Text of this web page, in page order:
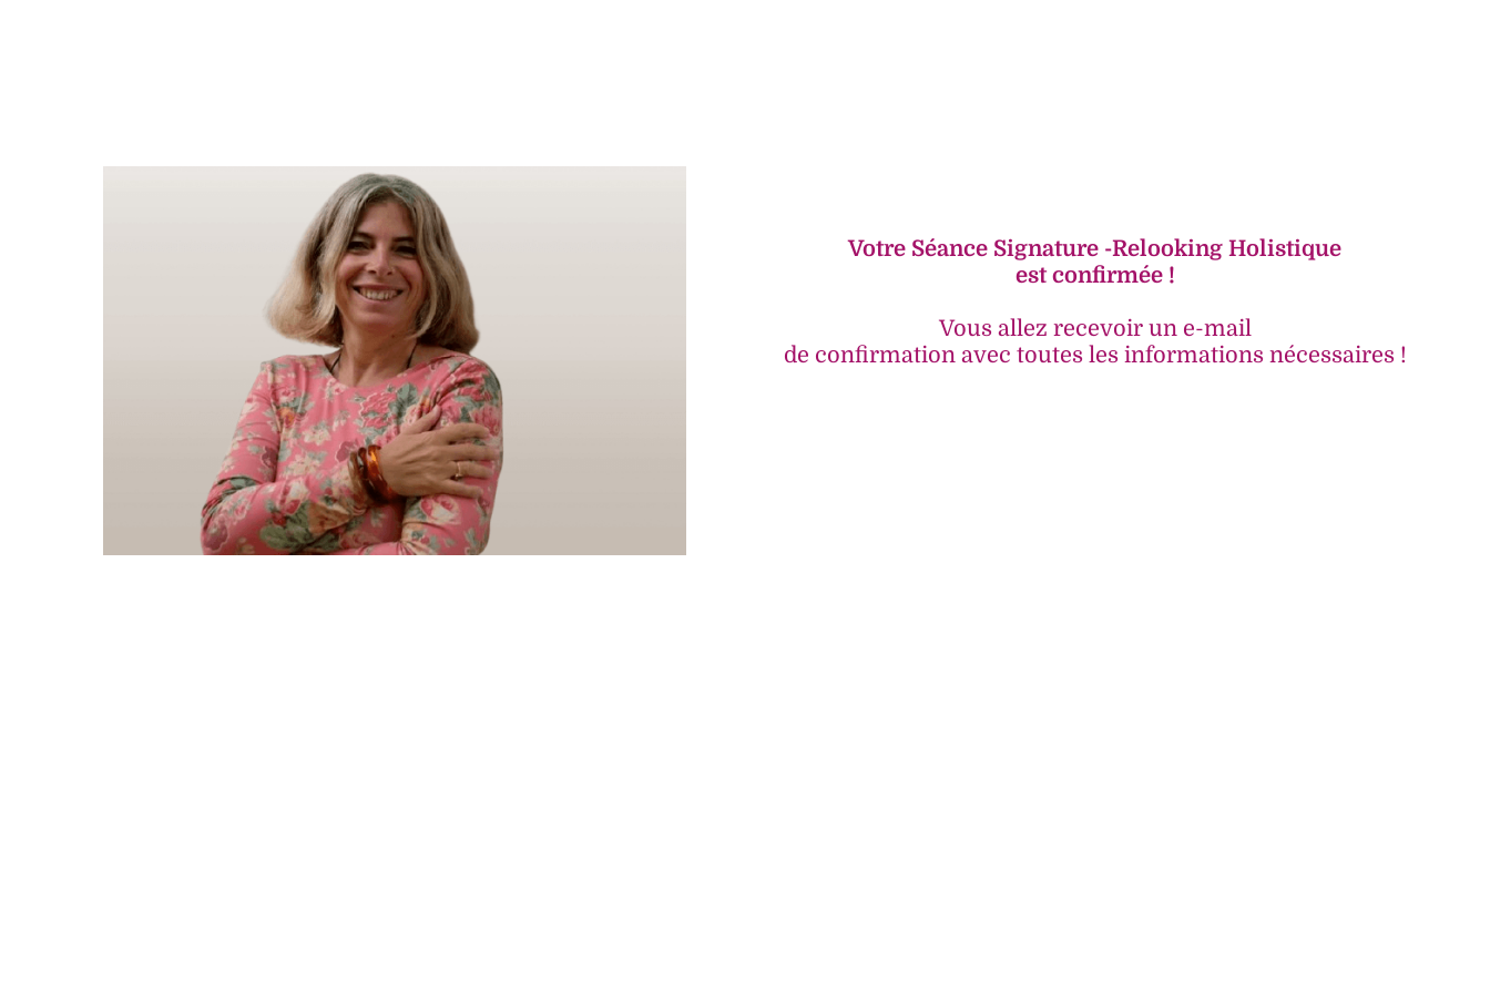
Votre Séance Signature -Relooking Holistique
est confirmée !
Vous allez recevoir un e-mail
de confirmation avec toutes les informations nécessaires !